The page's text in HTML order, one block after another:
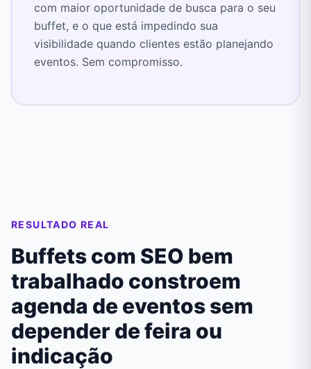
com maior oportunidade de busca para o seu
buffet, e o que está impedindo sua
visibilidade quando clientes estão planejando
eventos. Sem compromisso.
RESULTADO REAL
Buffets com SEO bem
trabalhado constroem
agenda de eventos sem
depender de feira ou
indicação